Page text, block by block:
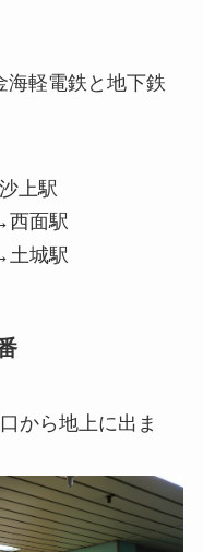
海軽電鉄と地下鉄
上駅
西面駅
城駅
から地上に出ま